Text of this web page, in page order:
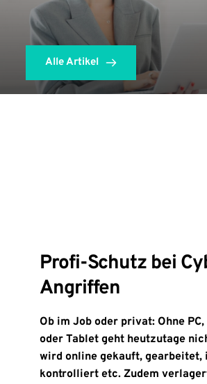
Alle Artikel
Profi-Schutz bei
Angriffen
Ob im Job oder privat: Ohne
oder Tablet geht heutzutage
wird online gekauft,
kontrolliert etc. Zudem